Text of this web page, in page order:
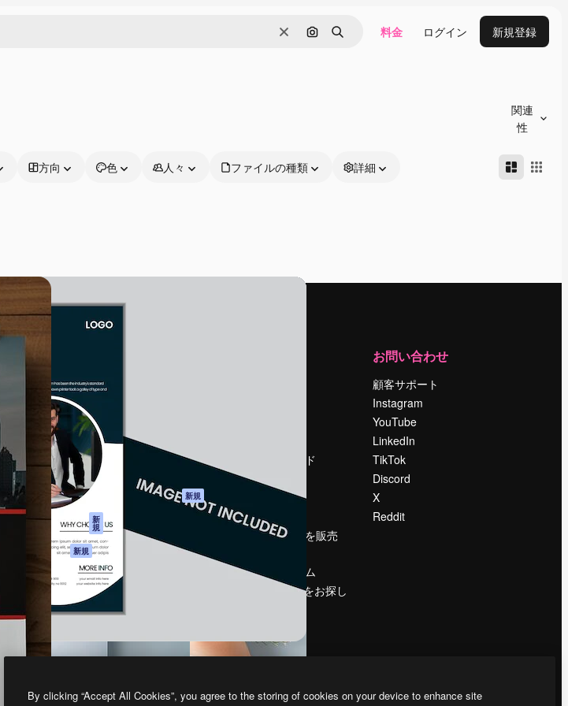
消去 画像で検索
検索 料金 ログイン 新規登録
関連
性
方向 色 人々 ファイルの種類 詳細
製品
AI アシスタント
AI 画像生成ツール
AI 動画生成ツール
AI 音声合成ツール
ストックコンテン
ツ
Claude/ChatGPT
新
規
エージェント 新規
モバイルアプリ
すべてのMagnificツ
ール
利用規約
プライバシーポリ
シー
オリジナル 新規
クッキーポリシー
トラストセンター
アフィリエイト
検索トレンド
ブログ
イベント
Slidesgo
コンテンツを販売
プレスルーム
magnific.aiをお探し
お問い合わせ
顧客サポート
Instagram
YouTube
LinkedIn
TikTok
Discord
X
Reddit
By clicking “Accept All Cookies”, you agree to the storing of cookies on your device to enhance site